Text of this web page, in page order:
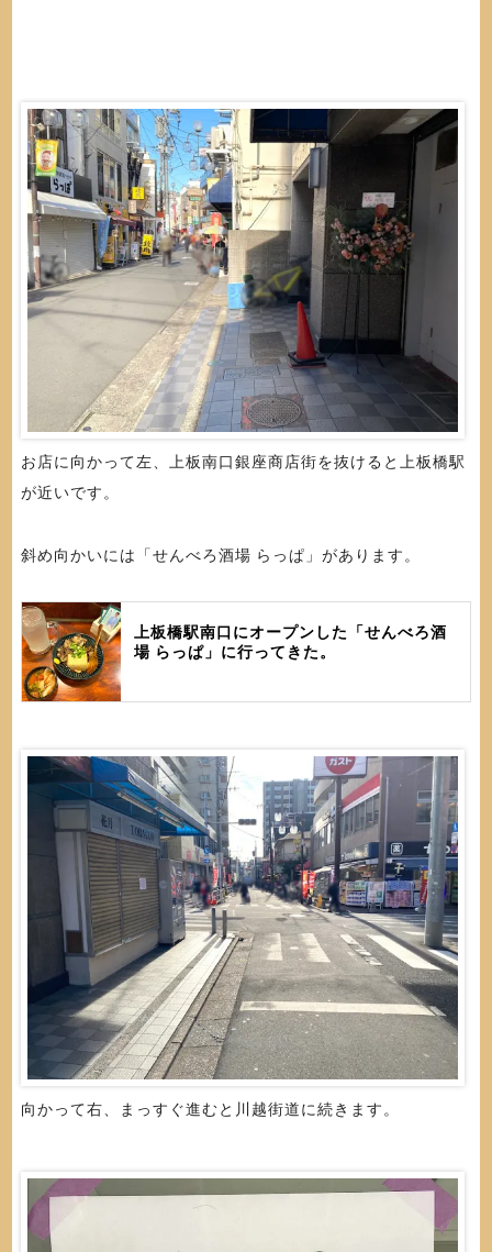
お店に向かって左、上板南口銀座商店街を抜けると上板橋駅
が近いです。
斜め向かいには「せんべろ酒場 らっぱ」があります。
上板橋駅南口にオープンした「せんべろ酒
場 らっぱ」に行ってきた。
向かって右、まっすぐ進むと川越街道に続きます。